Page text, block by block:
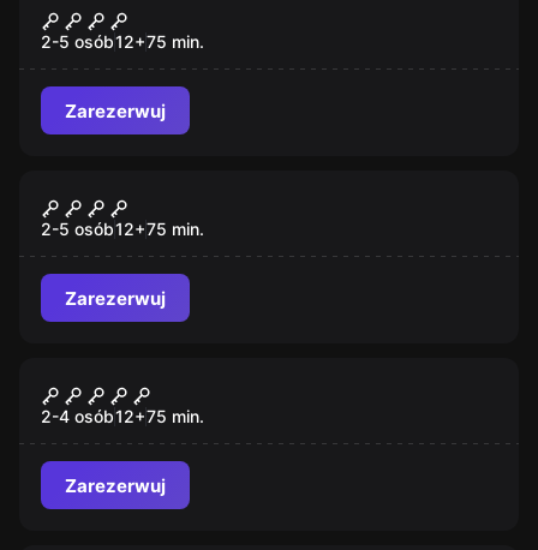
Golden Hajs
2-5 osób12+75 min.
Zarezerwuj
In Da Club
2-5 osób12+75 min.
Zarezerwuj
Krasnoludy
2-4 osób12+75 min.
Zarezerwuj